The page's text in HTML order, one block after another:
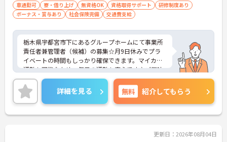
車通勤可 寮・借り上げ 無資格OK 資格取得サポート
研修制度あり
ボーナス・賞与あり
社会保険完備 交通費支給
栃木県宇都宮市下にあるグループホームにて事業所
責任者兼管理者（候補）の募集☆月9日休みでプラ
イベートの時間もしっかり確保できます。マイカー
通勤も可能なため、毎日の通勤も安心です♪ご興味
のある方には、面接対策ポイントなど、さらに詳細
をご案内しますのでお気軽にご相談ください！
詳細を見る 無料 紹介してもらう
更新日：2026年08月04日